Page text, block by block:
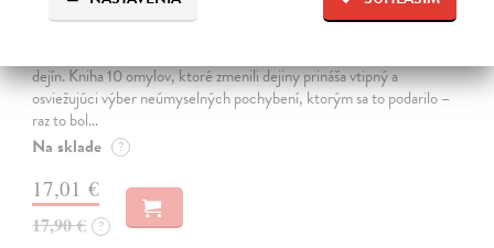
dejín. Kniha 10 omylov, ktoré zmenili dejiny prináša vtipný a
osviežujúci výber neúmyselných pochybení, ktorým sa to podarilo –
raz to bol…
Na sklade ?
17,01 €
17,90 € ?